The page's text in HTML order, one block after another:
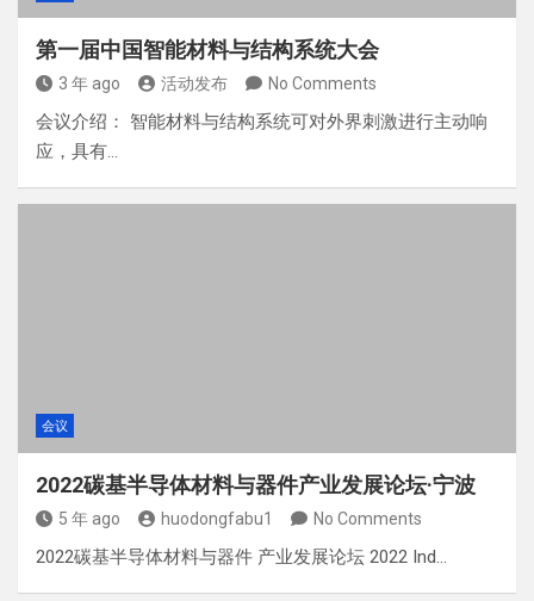
第一届中国智能材料与结构系统大会
3 年 ago 活动发布 No Comments
会议介绍： 智能材料与结构系统可对外界刺激进行主动响
应，具有…
会议
2022碳基半导体材料与器件产业发展论坛·宁波
5 年 ago huodongfabu1 No Comments
2022碳基半导体材料与器件 产业发展论坛 2022 Ind…